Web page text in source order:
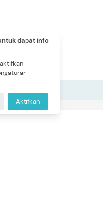
dapat info
Aktifkan
BUNDA